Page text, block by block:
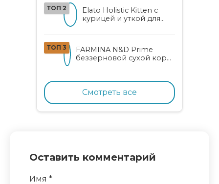
ТОП 2
Elato Holistic Kitten с
курицей и уткой для
ТОП 3
FARMINA N&D Prime
беззерновой сухой корм
курицей и гранатом
Смотреть все
Оставить комментарий
Имя *